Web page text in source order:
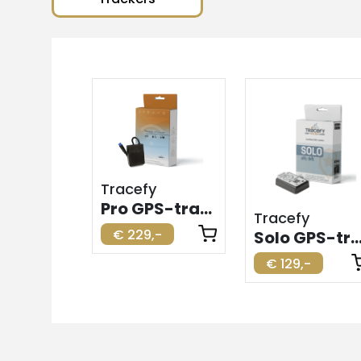
Tracefy
Pro GPS-tracker voor elektrische fiets
€ 229,-
Tracefy
Solo GPS-tracker
€ 129,-